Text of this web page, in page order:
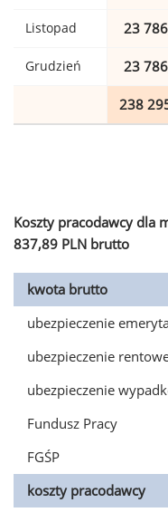
Listopad 23
Grudzień 23
238
Koszty pracodawcy dla
837,89 PLN brutto
kwota brutto
ubezpieczenie
ubezpieczenie
ubezpieczenie
Fundusz Pracy
FGŚP
koszty pracodawcy